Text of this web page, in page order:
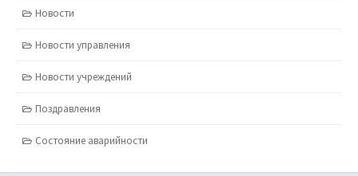
Новости
Новости управления
Новости учреждений
Поздравления
Состояние аварийности